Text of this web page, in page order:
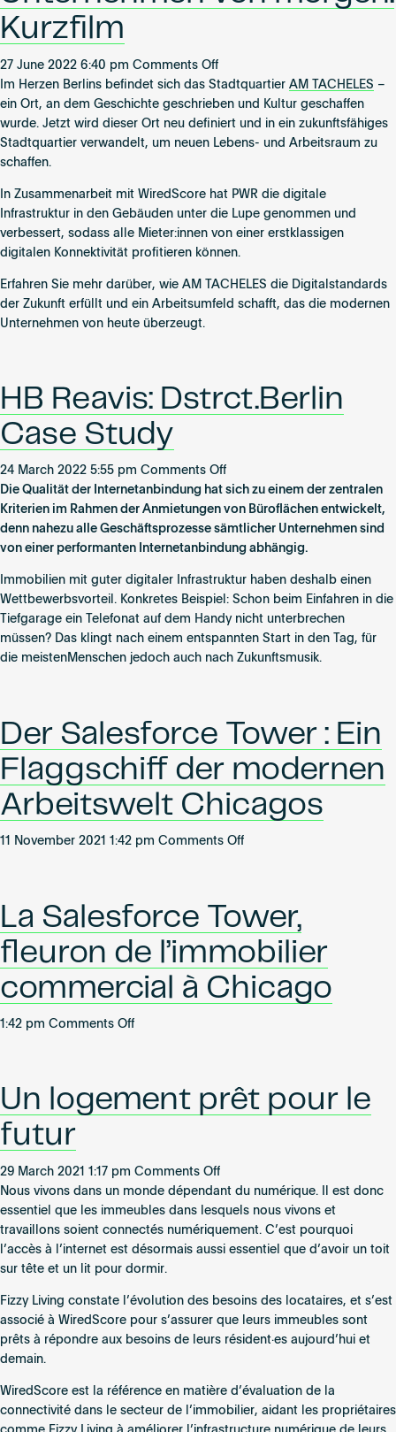
Kurzfilm
27 June 2022 6:40 pm Comments Offon
AM
TACHELES:
Der
Ort
für
die
Unternehmen
von
morgen.
Kurzfilm
Im Herzen Berlins befindet sich das Stadtquartier AM TACHELES –
ein Ort, an dem Geschichte geschrieben und Kultur geschaffen
wurde. Jetzt wird dieser Ort neu definiert und in ein zukunftsfähiges
Stadtquartier verwandelt, um neuen Lebens- und Arbeitsraum zu
schaffen.
In Zusammenarbeit mit WiredScore hat PWR die digitale
Infrastruktur in den Gebäuden unter die Lupe genommen und
verbessert, sodass alle Mieter:innen von einer erstklassigen
digitalen Konnektivität profitieren können.
Erfahren Sie mehr darüber, wie AM TACHELES die Digitalstandards
der Zukunft erfüllt und ein Arbeitsumfeld schafft, das die modernen
Unternehmen von heute überzeugt.
HB Reavis: Dstrct.Berlin
Case Study
24 March 2022 5:55 pm Comments Offon
HB
Reavis:
Dstrct.Berlin
Case
Die Qualität der Internetanbindung hat sich zu einem der zentralen
Kriterien im Rahmen der Anmietungen von Büroflächen entwickelt,
denn nahezu alle Geschäftsprozesse sämtlicher Unternehmen sind
von einer performanten Internetanbindung abhängig.
Immobilien mit guter digitaler Infrastruktur haben deshalb einen
Wettbewerbsvorteil. Konkretes Beispiel: Schon beim Einfahren in die
Tiefgarage ein Telefonat auf dem Handy nicht unterbrechen
müssen? Das klingt nach einem entspannten Start in den Tag, für
die meistenMenschen jedoch auch nach Zukunftsmusik.
Der Salesforce Tower : Ein
Flaggschiff der modernen
Arbeitswelt Chicagos
11 November 2021 1:42 pm Comments Offon
:
Ein
Flaggschiff
der
modernen
La Salesforce Tower,
fleuron de l’immobilier
commercial à Chicago
1:42 pm Comments Offon
fleuron
à
Chicago
Un logement prêt pour le
futur
29 March 2021 1:17 pm Comments Offon
Un
logement
prêt
pour
Nous vivons dans un monde dépendant du numérique. Il est donc
essentiel que les immeubles dans lesquels nous vivons et
travaillons soient connectés numériquement. C’est pourquoi
l’accès à l’internet est désormais aussi essentiel que d’avoir un toit
sur tête et un lit pour dormir.
Fizzy Living constate l’évolution des besoins des locataires, et s’est
associé à WiredScore pour s’assurer que leurs immeubles sont
prêts à répondre aux besoins de leurs résident·es aujourd’hui et
demain.
WiredScore est la référence en matière d’évaluation de la
connectivité dans le secteur de l’immobilier, aidant les propriétaires